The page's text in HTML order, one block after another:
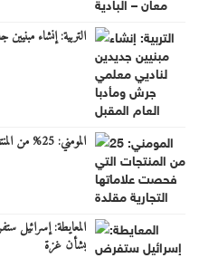
التربية: إنشاء
المومني: 25% من المنتجات التي فحصت علاماتها التجارية "مقلدة"
المعايطة: إسرائيل
بشأن غزة